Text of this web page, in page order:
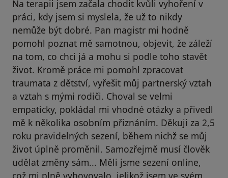
Na terapii jsem začala chodit kvůli vyhoření v
práci, kdy jsem si myslela, že už to nikdy
nemůže být dobré. Pan magistr mi hodně
pomohl poznat mě samotnou, objevit, že záleží
na tom, co chci já a mohu si podle toho stavět
život. Kromě práce mi pomohl zpracovat
traumata z dětství, vyřešit můj partnerský vztah
a vztah s mými rodiči. Choval se velmi
empaticky, pokládal mi vhodné otázky a přivedl
mě k několika osobním přiznáním. Děkuji za 2,5
roku pravidelných sezení, během nichž se můj
život úplně proměnil. Samozřejmě musí člověk
udělat změny sám... Měli jsme sezení online,
což mi plně vyhovovalo, jelikož jsem ve svém